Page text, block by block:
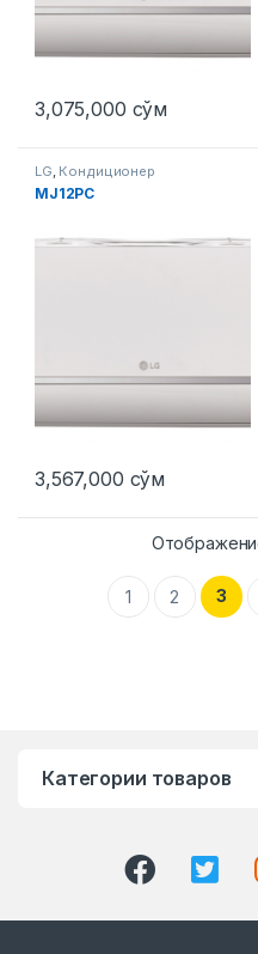
3,075,000 сўм
LG, Кондиционер
MJ12PC
3,567,000 сўм
1 2 3
Категории товаров